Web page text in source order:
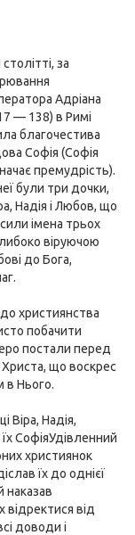
столітті, за
Адріана
— 138) в Римі
благочестива
Софія (Софія
премудрість).
були три дочки,
Надія і Любов, що
імена трьох
віруючою
до Бога,
християнства
побачити
постали перед
Христа, що воскрес
в Нього.
Віра, Надія,
СофіяУдівленний
християнок
їх до однієї
наказав
відректися від
доводи і